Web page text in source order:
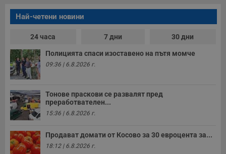
Най-четени новини
24 часа 7 дни 30 дни
Полицията спаси изоставено на пътя момче
09:36 | 6.8.2026 г.
Тонове праскови се развалят пред
преработвателен...
15:36 | 6.8.2026 г.
Продават домати от Косово за 30 евроцента за...
18:12 | 6.8.2026 г.